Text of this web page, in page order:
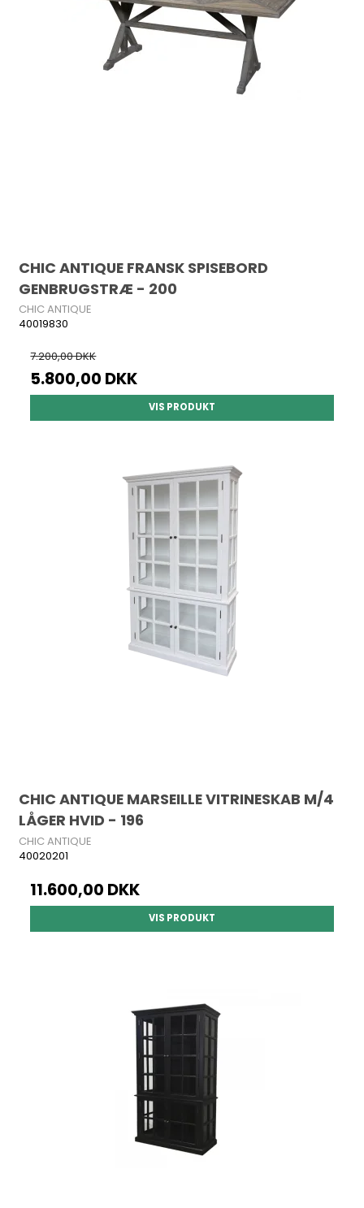
CHIC ANTIQUE FRANSK SPISEBORD
GENBRUGSTRÆ - 200
CHIC ANTIQUE
40019830
7.200,00 DKK
5.800,00 DKK
VIS PRODUKT
CHIC ANTIQUE MARSEILLE VITRINESKAB M/4
LÅGER HVID - 196
CHIC ANTIQUE
40020201
11.600,00 DKK
VIS PRODUKT